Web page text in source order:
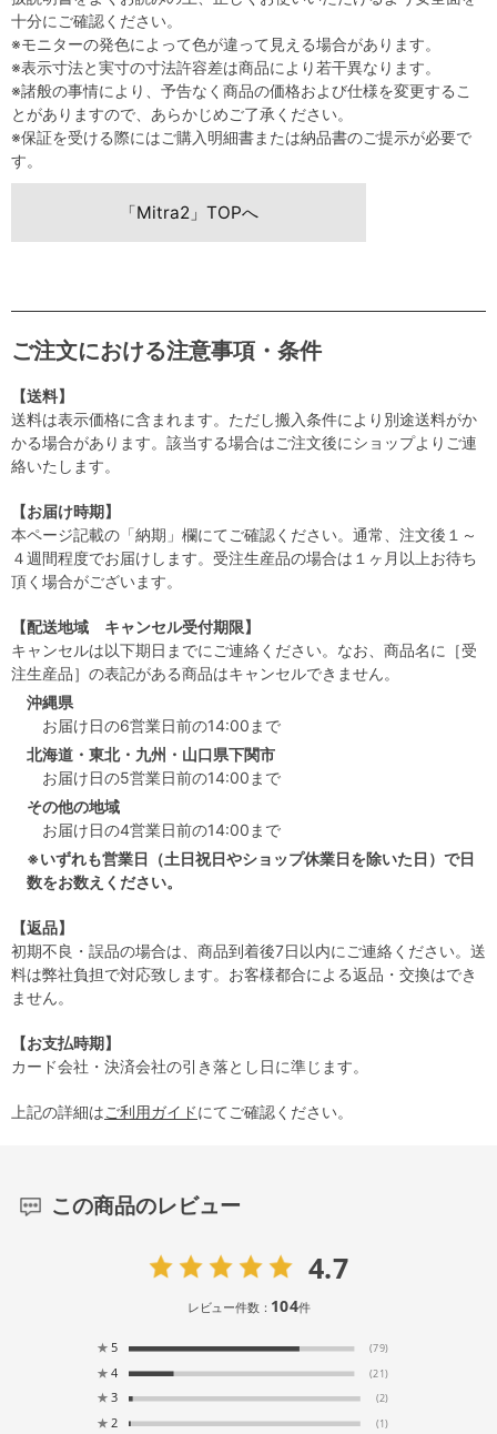
十分にご確認ください。
※モニターの発色によって色が違って見える場合があります。
※表示寸法と実寸の寸法許容差は商品により若干異なります。
※諸般の事情により、予告なく商品の価格および仕様を変更するこ
とがありますので、あらかじめご了承ください。
※保証を受ける際にはご購入明細書または納品書のご提示が必要で
す。
「Mitra2」TOPへ
ご注文における注意事項・条件
【送料】
送料は表示価格に含まれます。ただし搬入条件により別途送料がか
かる場合があります。該当する場合はご注文後にショップよりご連
絡いたします。
【お届け時期】
本ページ記載の「納期」欄にてご確認ください。通常、注文後１～
４週間程度でお届けします。受注生産品の場合は１ヶ月以上お待ち
頂く場合がございます。
【配送地域 キャンセル受付期限】
キャンセルは以下期日までにご連絡ください。なお、商品名に［受
注生産品］の表記がある商品はキャンセルできません。
沖縄県
お届け日の6営業日前の14:00まで
北海道・東北・九州・山口県下関市
お届け日の5営業日前の14:00まで
その他の地域
お届け日の4営業日前の14:00まで
※いずれも営業日（土日祝日やショップ休業日を除いた日）で日
数をお数えください。
【返品】
初期不良・誤品の場合は、商品到着後7日以内にご連絡ください。送
料は弊社負担で対応致します。お客様都合による返品・交換はでき
ません。
【お支払時期】
カード会社・決済会社の引き落とし日に準じます。
上記の詳細はご利用ガイドにてご確認ください。
この商品のレビュー
4.7
レビュー件数： 104件
★ 5 (79)
★ 4 (21)
★ 3 (2)
★ 2 (1)